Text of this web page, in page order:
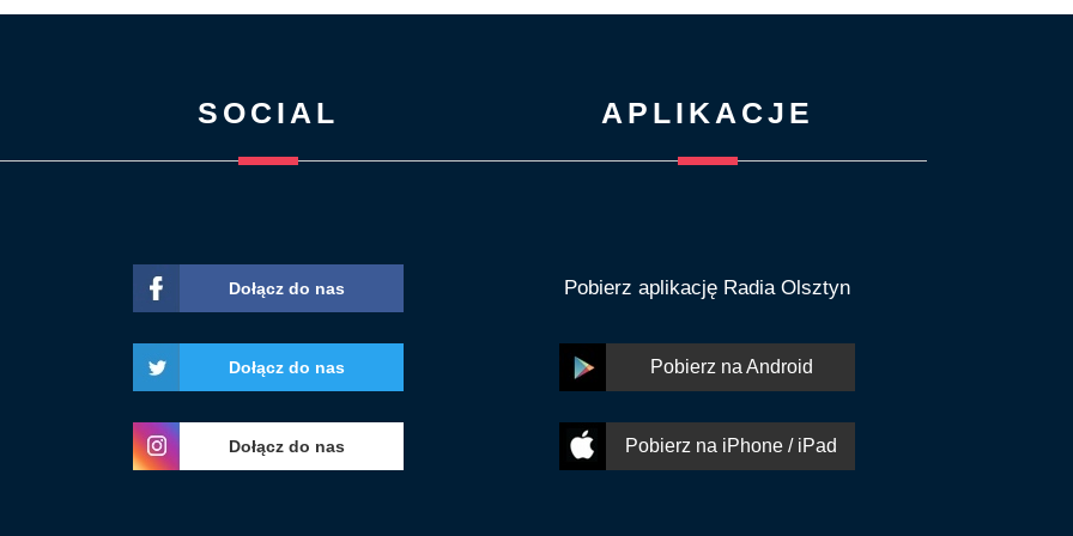
SOCIAL
Dołącz do nas
Dołącz do nas
Dołącz do nas
APLIKACJE
Pobierz aplikację Radia Olsztyn
Pobierz na Android
Pobierz na iPhone / iPad